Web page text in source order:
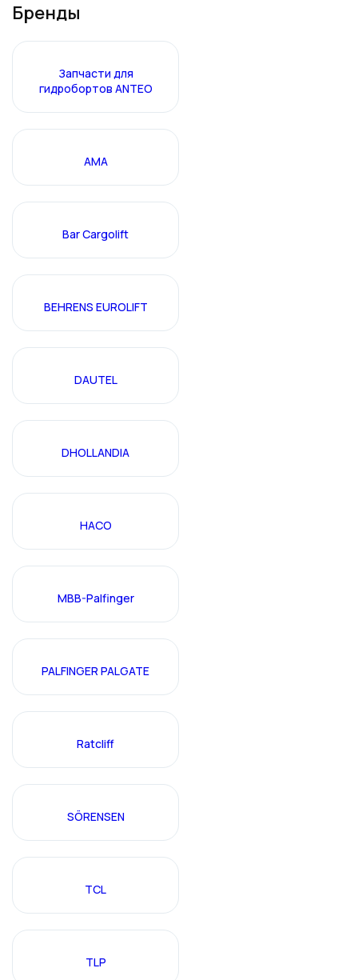
Бренды
Запчасти для
гидробортов ANTEO
АМА
Bar Cargolift
BEHRENS EUROLIFT
DAUTEL
DHOLLANDIA
HACO
MBB-Palfinger
PALFINGER PALGATE
Ratcliff
SÖRENSEN
TCL
TLP